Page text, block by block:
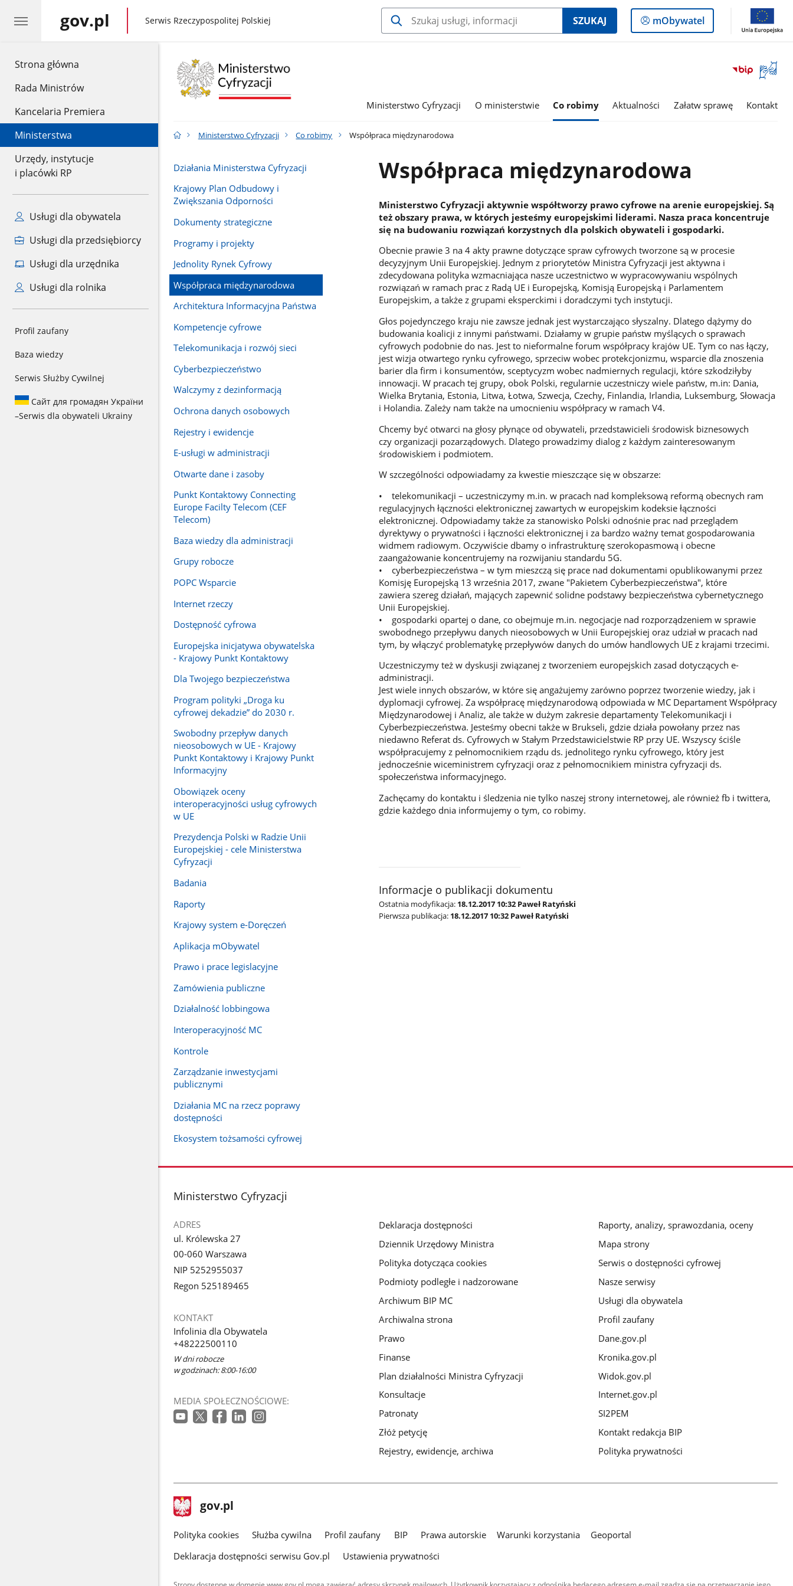
Strona główna
Rada Ministrów
Kancelaria Premiera
Ministerstwa
Urzędy, instytucje
i placówki RP
Usługi dla obywatela
Usługi dla przedsiębiorcy
Usługi dla urzędnika
Usługi dla rolnika
Profil zaufany
Baza wiedzy
Serwis Służby Cywilnej
Сайт для громадян України
–Serwis dla obywateli Ukrainy
gov.pl gov.pl
Serwis Rzeczypospolitej Polskiej SZUKAJ
Logowanie
do
mObywatel
Otwórz
okno
Ministerstwo Cyfryzacji O ministerstwie Co robimy Aktualności Załatw sprawę Kontakt
Ministerstwo Cyfryzacji Co robimy Współpraca międzynarodowa
Działania Ministerstwa Cyfryzacji
Krajowy Plan Odbudowy i
Zwiększania Odporności
Dokumenty strategiczne
Programy i projekty
Jednolity Rynek Cyfrowy
Współpraca międzynarodowa
Architektura Informacyjna Państwa
Kompetencje cyfrowe
Telekomunikacja i rozwój sieci
Cyberbezpieczeństwo
Walczymy z dezinformacją
Ochrona danych osobowych
Rejestry i ewidencje
E-usługi w administracji
Otwarte dane i zasoby
Punkt Kontaktowy Connecting
Europe Facilty Telecom (CEF
Telecom)
Baza wiedzy dla administracji
Grupy robocze
POPC Wsparcie
Internet rzeczy
Dostępność cyfrowa
Europejska inicjatywa obywatelska
- Krajowy Punkt Kontaktowy
Dla Twojego bezpieczeństwa
Program polityki „Droga ku
cyfrowej dekadzie” do 2030 r.
Swobodny przepływ danych
nieosobowych w UE - Krajowy
Punkt Kontaktowy i Krajowy Punkt
Informacyjny
Obowiązek oceny
interoperacyjności usług cyfrowych
w UE
Prezydencja Polski w Radzie Unii
Europejskiej - cele Ministerstwa
Cyfryzacji
Badania
Raporty
Krajowy system e-Doręczeń
Aplikacja mObywatel
Prawo i prace legislacyjne
Zamówienia publiczne
Działalność lobbingowa
Interoperacyjność MC
Kontrole
Zarządzanie inwestycjami
publicznymi
Działania MC na rzecz poprawy
dostępności
Ekosystem tożsamości cyfrowej
Współpraca międzynarodowa
Ministerstwo Cyfryzacji aktywnie współtworzy prawo cyfrowe na arenie europejskiej. Są
też obszary prawa, w których jesteśmy europejskimi liderami. Nasza praca koncentruje
się na budowaniu rozwiązań korzystnych dla polskich obywateli i gospodarki.
Obecnie prawie 3 na 4 akty prawne dotyczące spraw cyfrowych tworzone są w procesie
decyzyjnym Unii Europejskiej. Jednym z priorytetów Ministra Cyfryzacji jest aktywna i
zdecydowana polityka wzmacniająca nasze uczestnictwo w wypracowywaniu wspólnych
rozwiązań w ramach prac z Radą UE i Europejską, Komisją Europejską i Parlamentem
Europejskim, a także z grupami eksperckimi i doradczymi tych instytucji.
Głos pojedynczego kraju nie zawsze jednak jest wystarczająco słyszalny. Dlatego dążymy do
budowania koalicji z innymi państwami. Działamy w grupie państw myślących o sprawach
cyfrowych podobnie do nas. Jest to nieformalne forum współpracy krajów UE. Tym co nas łączy,
jest wizja otwartego rynku cyfrowego, sprzeciw wobec protekcjonizmu, wsparcie dla znoszenia
barier dla firm i konsumentów, sceptycyzm wobec nadmiernych regulacji, które szkodziłyby
innowacji. W pracach tej grupy, obok Polski, regularnie uczestniczy wiele państw, m.in: Dania,
Wielka Brytania, Estonia, Litwa, Łotwa, Szwecja, Czechy, Finlandia, Irlandia, Luksemburg, Słowacja
i Holandia. Zależy nam także na umocnieniu współpracy w ramach V4.
Chcemy być otwarci na głosy płynące od obywateli, przedstawicieli środowisk biznesowych
czy organizacji pozarządowych. Dlatego prowadzimy dialog z każdym zainteresowanym
środowiskiem i podmiotem.
W szczególności odpowiadamy za kwestie mieszczące się w obszarze:
• telekomunikacji – uczestniczymy m.in. w pracach nad kompleksową reformą obecnych ram
regulacyjnych łączności elektronicznej zawartych w europejskim kodeksie łączności
elektronicznej. Odpowiadamy także za stanowisko Polski odnośnie prac nad przeglądem
dyrektywy o prywatności i łączności elektronicznej i za bardzo ważny temat gospodarowania
widmem radiowym. Oczywiście dbamy o infrastrukturę szerokopasmową i obecne
zaangażowanie koncentrujemy na rozwijaniu standardu 5G.
• cyberbezpieczeństwa – w tym mieszczą się prace nad dokumentami opublikowanymi przez
Komisję Europejską 13 września 2017, zwane "Pakietem Cyberbezpieczeństwa", które
zawiera szereg działań, mających zapewnić solidne podstawy bezpieczeństwa cybernetycznego
Unii Europejskiej.
• gospodarki opartej o dane, co obejmuje m.in. negocjacje nad rozporządzeniem w sprawie
swobodnego przepływu danych nieosobowych w Unii Europejskiej oraz udział w pracach nad
tym, by włączyć problematykę przepływów danych do umów handlowych UE z krajami trzecimi.
Uczestniczymy też w dyskusji związanej z tworzeniem europejskich zasad dotyczących e-
administracji.
Jest wiele innych obszarów, w które się angażujemy zarówno poprzez tworzenie wiedzy, jak i
dyplomacji cyfrowej. Za współpracę międzynarodową odpowiada w MC Departament Współpracy
Międzynarodowej i Analiz, ale także w dużym zakresie departamenty Telekomunikacji i
Cyberbezpieczeństwa. Jesteśmy obecni także w Brukseli, gdzie działa powołany przez nas
niedawno Referat ds. Cyfrowych w Stałym Przedstawicielstwie RP przy UE. Wszyscy ściśle
współpracujemy z pełnomocnikiem rządu ds. jednolitego rynku cyfrowego, który jest
jednocześnie wiceministrem cyfryzacji oraz z pełnomocnikiem ministra cyfryzacji ds.
społeczeństwa informacyjnego.
Zachęcamy do kontaktu i śledzenia nie tylko naszej strony internetowej, ale również fb i twittera,
gdzie każdego dnia informujemy o tym, co robimy.
Informacje o publikacji dokumentu
Ostatnia modyfikacja: 18.12.2017 10:32 Paweł Ratyński
Pierwsza publikacja: 18.12.2017 10:32 Paweł Ratyński
stopka
Ministerstwo Cyfryzacji
ADRES
ul. Królewska 27
00-060 Warszawa
NIP 5252955037
Regon 525189465
KONTAKT
Infolinia dla Obywatela
+48222500110
W dni robocze
w godzinach: 8:00-16:00
MEDIA SPOŁECZNOŚCIOWE:
Deklaracja dostępności
Dziennik Urzędowy Ministra
Polityka dotycząca cookies
Podmioty podległe i nadzorowane
Archiwum BIP MC
Archiwalna strona
Prawo
Finanse
Plan działalności Ministra Cyfryzacji
Konsultacje
Patronaty
Złóż petycję
Rejestry, ewidencje, archiwa
Raporty, analizy, sprawozdania, oceny
Mapa strony
Serwis o dostępności cyfrowej
Nasze serwisy
Usługi dla obywatela
Profil zaufany
Dane.gov.pl
Kronika.gov.pl
Widok.gov.pl
Internet.gov.pl
SI2PEM
Kontakt redakcja BIP
Polityka prywatności
stopka
gov.pl Strona
gov.pl
gov.pl
Polityka cookies Służba cywilna Profil zaufany BIP Prawa autorskie Warunki korzystania
Geoportal
Deklaracja dostępności serwisu Gov.pl
Ustawienia prywatności